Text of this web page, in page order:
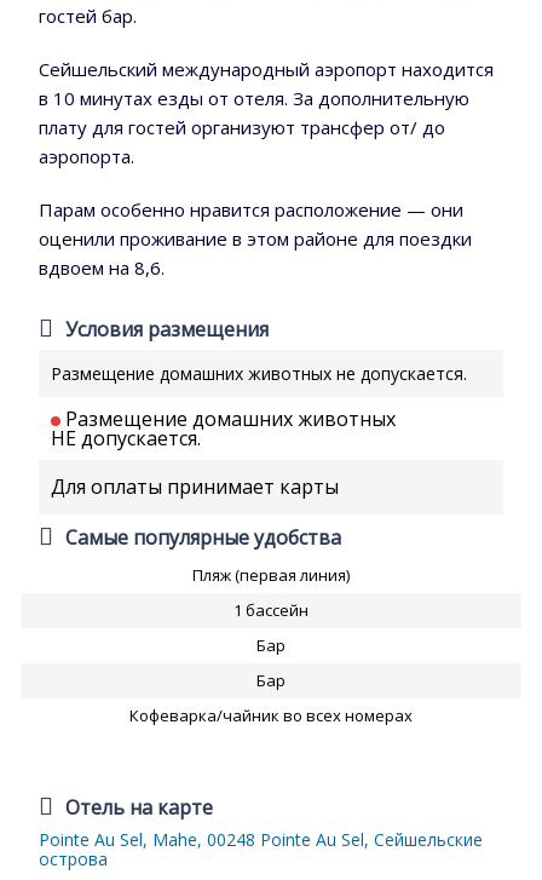
гостей бар.
Сейшельский международный аэропорт находится
в 10 минутах езды от отеля. За дополнительную
плату для гостей организуют трансфер от/ до
аэропорта.
Парам особенно нравится расположение — они
оценили проживание в этом районе для поездки
вдвоем на 8,6.
Условия размещения
Размещение домашних животных не допускается.
Размещение домашних животных
НЕ допускается.
Для оплаты принимает карты
Самые популярные удобства
Пляж (первая линия)
1 бассейн
Бар
Бар
Кофеварка/чайник во всех номерах
Отель на карте
Pointe Au Sel, Mahe, 00248 Pointe Au Sel, Сейшельские
острова